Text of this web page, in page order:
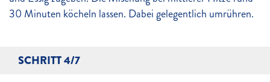
30 Minuten köcheln lassen. Dabei gelegentlich umrühren.
SCHRITT 4/7